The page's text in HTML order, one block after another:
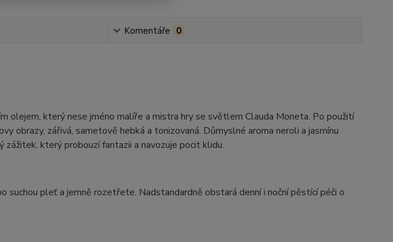
Komentáře 0
olejem, který nese jméno malíře a mistra hry se světlem Clauda Moneta. Po použití
obrazy, zářivá, sametově hebká a tonizovaná. Důmyslné aroma neroli a jasmínu
který probouzí fantazii a navozuje pocit klidu.
suchou pleť a jemně rozetřete. Nadstandardně obstará denní i noční pěstící péči o